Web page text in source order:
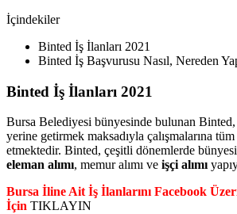
İçindekiler
Binted İş İlanları 2021
Binted İş Başvurusu Nasıl, Nereden
Binted İş İlanları 2021
Bursa Belediyesi bünyesinde bulunan
yerine getirmek maksadıyla çalışmalarına
etmektedir. Binted, çeşitli dönemlerde
eleman alımı, memur alımı ve işçi alımı
Bursa İline Ait İş İlanlarını Facebook
İçin TIKLAYIN